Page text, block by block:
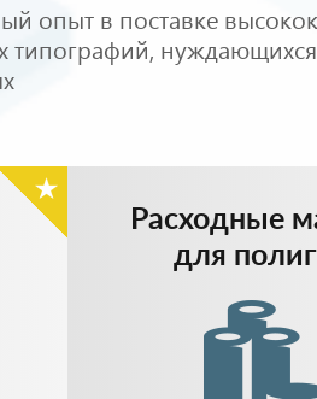
опыт в поставке
типографий,
Расходные
для